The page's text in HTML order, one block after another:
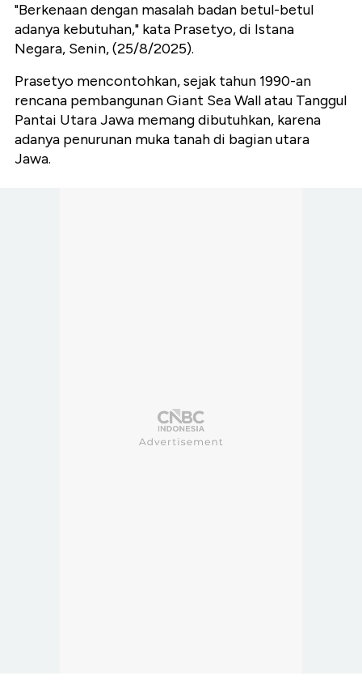
"Berkenaan dengan masalah badan betul-betul
adanya kebutuhan," kata Prasetyo, di Istana
Negara, Senin, (25/8/2025).
Prasetyo mencontohkan, sejak tahun 1990-an
rencana pembangunan Giant Sea Wall atau Tanggul
Pantai Utara Jawa memang dibutuhkan, karena
adanya penurunan muka tanah di bagian utara
Jawa.